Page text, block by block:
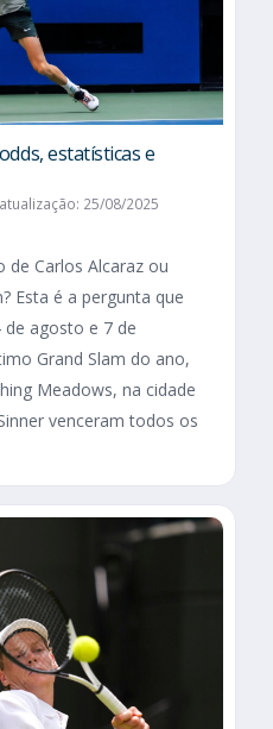
estatísticas e
25/08/2025
de Carlos Alcaraz ou
Esta é a pergunta que
de agosto e 7 de
Grand Slam do ano,
Meadows, na cidade
venceram todos os